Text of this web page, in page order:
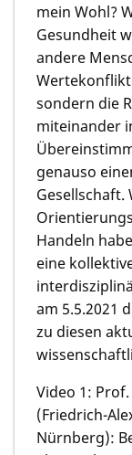
mein Wohl?
Gesundheit
andere
sondern die
miteinander
genauso
Gesellschaft.
Handeln
eine
am 5.5.2021
zu diesen
Video 1:
(Friedrich-
Nürnberg):